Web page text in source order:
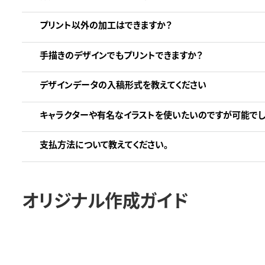
プリント以外の加工はできますか？
手描きのデザインでもプリントできますか？
デザインデータの入稿形式を教えてください
キャラクターや有名なイラストを使いたいのですが可能でし
支払方法について教えてください。
オリジナル作成ガイド